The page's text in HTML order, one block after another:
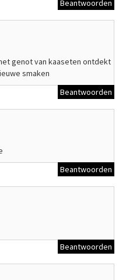
Beantwoorden
genot van kaaseten ontdekt
smaken
Beantwoorden
Beantwoorden
Beantwoorden